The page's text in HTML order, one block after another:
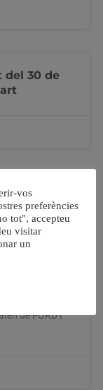
del 30 de
de FORD
58
dels
ha
pel qual 58
de FORD i
vos
preferències
tot", accepteu
visitar
un